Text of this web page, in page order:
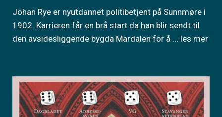
Johan Rye er nyutdannet politibetjent på Sunnmøre i
1902. Karrieren får en brå start da han blir sendt til
den avsidesliggende bygda Mardalen for å ... les mer